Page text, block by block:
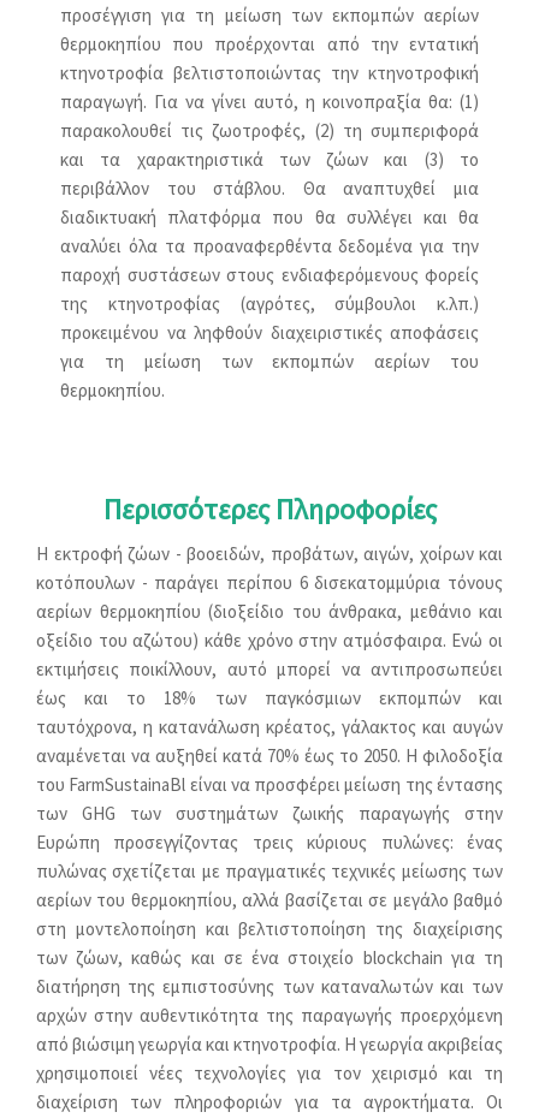
προσέγγιση για τη μείωση των εκπομπών αερίων
θερμοκηπίου που προέρχονται από την εντατική
κτηνοτροφία βελτιστοποιώντας την κτηνοτροφική
παραγωγή. Για να γίνει αυτό, η κοινοπραξία θα: (1)
παρακολουθεί τις ζωοτροφές, (2) τη συμπεριφορά
και τα χαρακτηριστικά των ζώων και (3) το
περιβάλλον του στάβλου. Θα αναπτυχθεί μια
διαδικτυακή πλατφόρμα που θα συλλέγει και θα
αναλύει όλα τα προαναφερθέντα δεδομένα για την
παροχή συστάσεων στους ενδιαφερόμενους φορείς
της κτηνοτροφίας (αγρότες, σύμβουλοι κ.λπ.)
προκειμένου να ληφθούν διαχειριστικές αποφάσεις
για τη μείωση των εκπομπών αερίων του
θερμοκηπίου.
Περισσότερες Πληροφορίες
Η εκτροφή ζώων - βοοειδών, προβάτων, αιγών, χοίρων και
κοτόπουλων - παράγει περίπου 6 δισεκατομμύρια τόνους
αερίων θερμοκηπίου (διοξείδιο του άνθρακα, μεθάνιο και
οξείδιο του αζώτου) κάθε χρόνο στην ατμόσφαιρα. Ενώ οι
εκτιμήσεις ποικίλλουν, αυτό μπορεί να αντιπροσωπεύει
έως και το 18% των παγκόσμιων εκπομπών και
ταυτόχρονα, η κατανάλωση κρέατος, γάλακτος και αυγών
αναμένεται να αυξηθεί κατά 70% έως το 2050. Η φιλοδοξία
του FarmSustainaBl είναι να προσφέρει μείωση της έντασης
των GHG των συστημάτων ζωικής παραγωγής στην
Ευρώπη προσεγγίζοντας τρεις κύριους πυλώνες: ένας
πυλώνας σχετίζεται με πραγματικές τεχνικές μείωσης των
αερίων του θερμοκηπίου, αλλά βασίζεται σε μεγάλο βαθμό
στη μοντελοποίηση και βελτιστοποίηση της διαχείρισης
των ζώων, καθώς και σε ένα στοιχείο blockchain για τη
διατήρηση της εμπιστοσύνης των καταναλωτών και των
αρχών στην αυθεντικότητα της παραγωγής προερχόμενη
από βιώσιμη γεωργία και κτηνοτροφία. Η γεωργία ακριβείας
χρησιμοποιεί νέες τεχνολογίες για τον χειρισμό και τη
διαχείριση των πληροφοριών για τα αγροκτήματα. Οι